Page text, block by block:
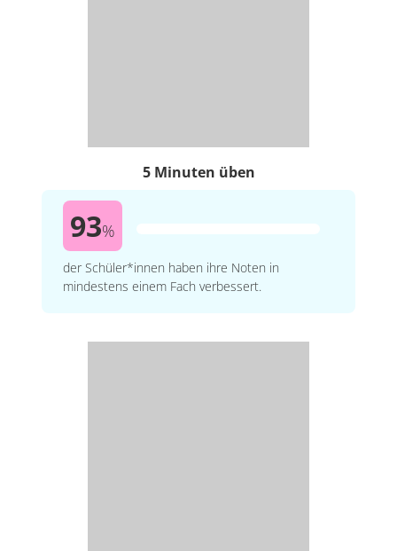
5 Minuten üben
93%
der Schüler*innen haben ihre Noten in
mindestens einem Fach verbessert.